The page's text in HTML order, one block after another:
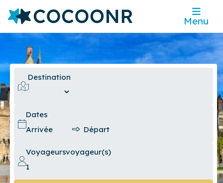
Menu
Destination
Dates
Voyageursvoyageur(s)